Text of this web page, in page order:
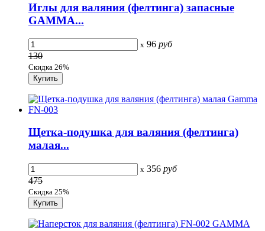
Иглы для валяния (фелтинга) запасные
GAMMA...
x 96 руб
130
Скидка 26%
Щетка-подушка для валяния (фелтинга)
малая...
x 356 руб
475
Скидка 25%